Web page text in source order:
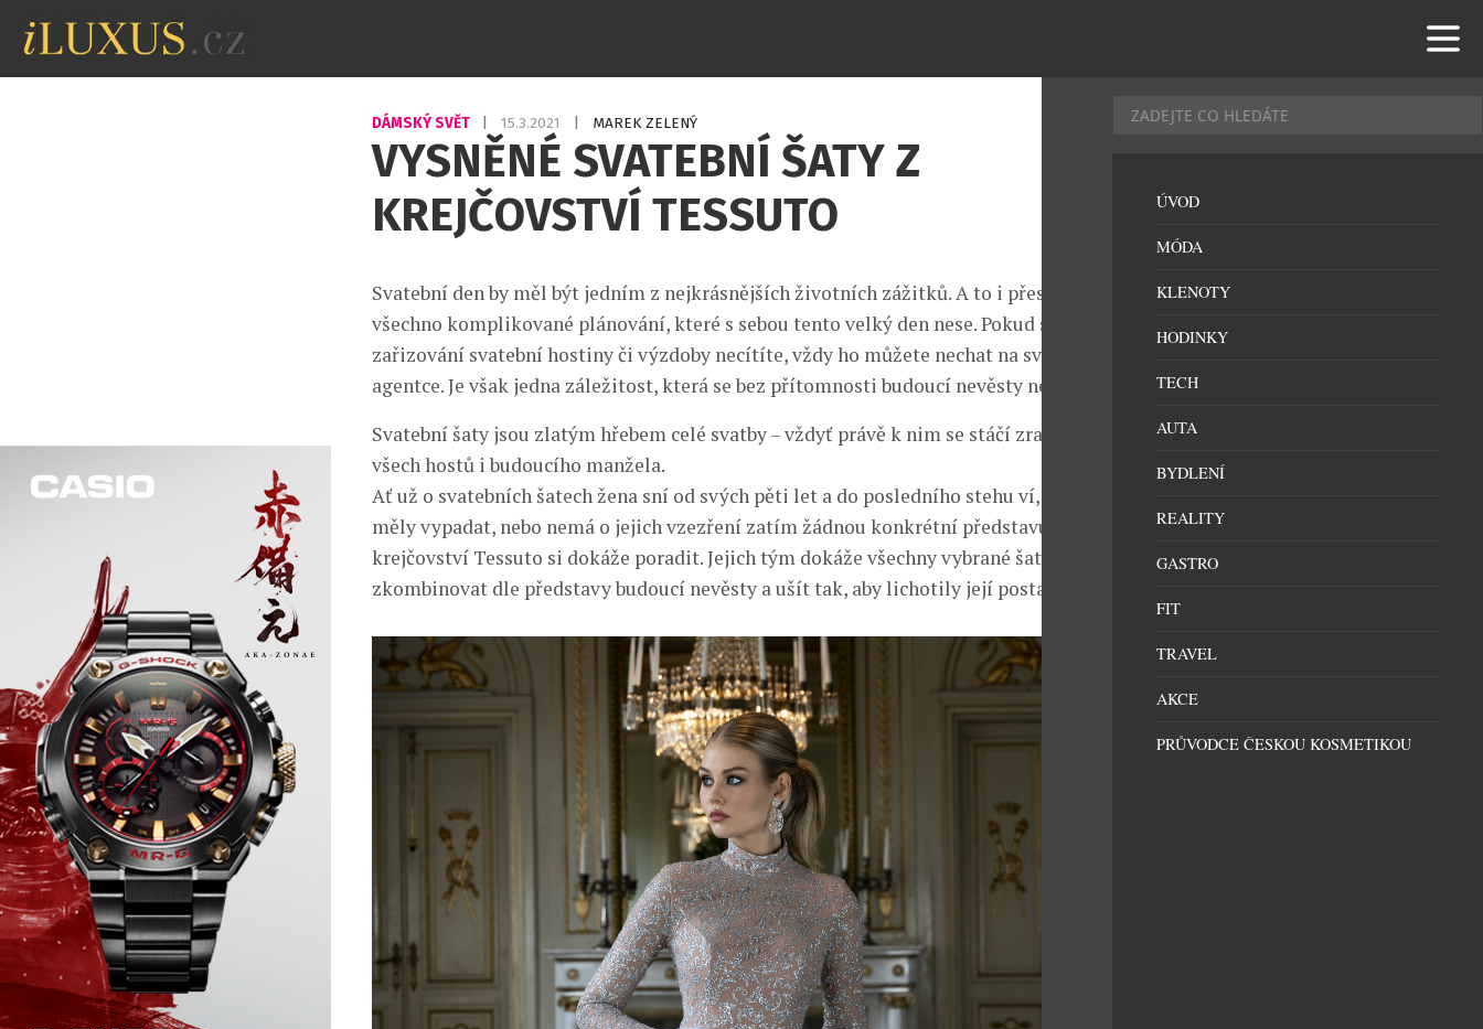
DÁMSKÝ SVĚT 15.3.2021 MAREK ZELENÝ
VYSNĚNÉ SVATEBNÍ ŠATY Z
KREJČOVSTVÍ TESSUTO
Svatební den by měl být jedním z nejkrásnějších životních zážitků. A to i přes
všechno komplikované plánování, které s sebou tento velký den nese. Pokud se na
zařizování svatební hostiny či výzdoby necítíte, vždy ho můžete nechat na svatební
agentce. Je však jedna záležitost, která se bez přítomnosti budoucí nevěsty neobejde.
Svatební šaty jsou zlatým hřebem celé svatby – vždyť právě k nim se stáčí zraky
všech hostů i budoucího manžela.
Ať už o svatebních šatech žena sní od svých pěti let a do posledního stehu ví, jak by
měly vypadat, nebo nemá o jejich vzezření zatím žádnou konkrétní představu
krejčovství Tessuto si dokáže poradit. Jejich tým dokáže všechny vybrané šaty
zkombinovat dle představy budoucí nevěsty a ušít tak, aby lichotily její postavě.
ÚVOD
MÓDA
KLENOTY
HODINKY
TECH
AUTA
BYDLENÍ
REALITY
GASTRO
FIT
TRAVEL
AKCE
PRŮVODCE ČESKOU KOSMETIKOU